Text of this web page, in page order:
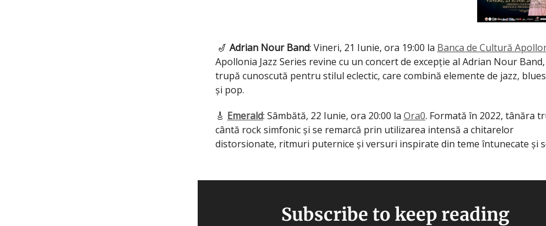
🎷 Adrian Nour Band: Vineri, 21 Iunie, ora 19:00 la Banca de Cultură
Apollonia Jazz Series revine cu un concert de excepție al Adrian Nour
trupă cunoscută pentru stilul eclectic, care combină elemente de jazz,
și pop.
🎸 Emerald: Sâmbătă, 22 Iunie, ora 20:00 la Ora0. Formată în 2022, tânăra
cântă rock simfonic și se remarcă prin utilizarea intensă a chitarelor
distorsionate, ritmuri puternice și versuri inspirate din teme întunecate și
Subscribe to keep reading